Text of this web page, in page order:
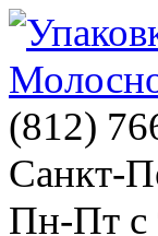
(812)
Санкт-
Пн-Пт с